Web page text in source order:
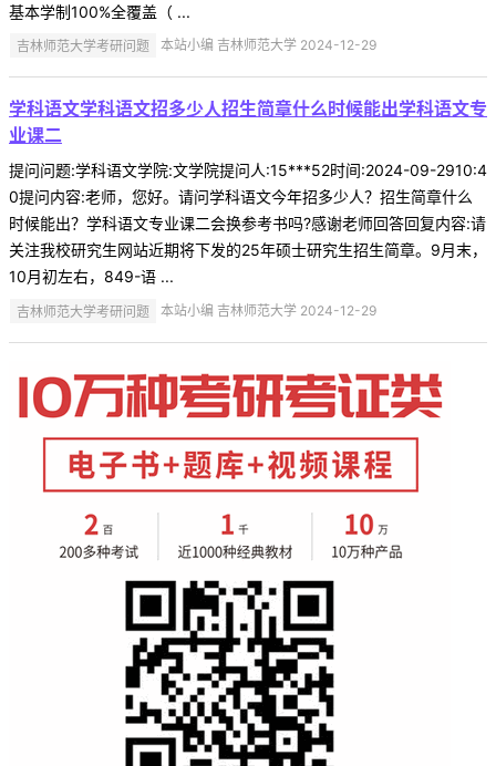
基本学制100%全覆盖（ ...
吉林师范大学考研问题 本站小编 吉林师范大学 2024-12-29
学科语文学科语文招多少人招生简章什么时候能出学科语文专
业课二
提问问题:学科语文学院:文学院提问人:15***52时间:2024-09-2910:4
0提问内容:老师，您好。请问学科语文今年招多少人？招生简章什么
时候能出？学科语文专业课二会换参考书吗?感谢老师回答回复内容:请
关注我校研究生网站近期将下发的25年硕士研究生招生简章。9月末，
10月初左右，849-语 ...
吉林师范大学考研问题 本站小编 吉林师范大学 2024-12-29